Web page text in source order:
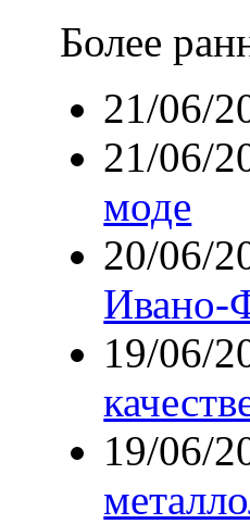
Более
21/06/
21/06/
моде
20/06/
Ивано-
19/06/
19/06/